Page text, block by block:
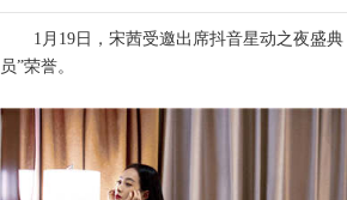
1月 19 日，宋茜受邀出席抖音星动之夜盛典
员”荣誉。